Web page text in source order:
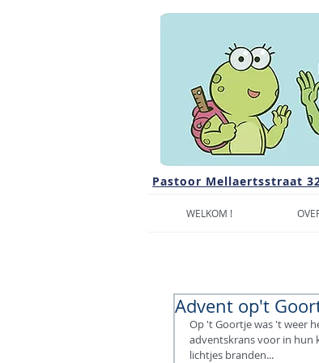
Pastoor Mellaertsstraat
WELKOM !
Advent op't
Op 't Goortje was 't weer
adventskrans voor in hun
lichtjes branden...